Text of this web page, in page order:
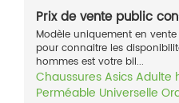
Prix de vente public
Modèle uniquement en
pour connaitre les
hommes est votre bil...
ChaussuresAsicsAdulte
Perméable Universelle